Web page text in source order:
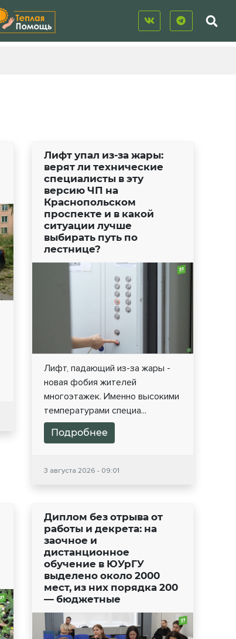
Лифт упал из-за жары:
верят ли технические
специалисты в эту
версию ЧП на
Краснопольском
проспекте и в какой
ситуации лучше
выбирать путь по
лестнице?
Лифт, падающий из-за жары -
новая фобия жителей
многоэтажек. Именно высокими
температурами специа...
Подробнее
3 августа 2026 - 09:01
Диплом без отрыва от
работы и декрета: на
заочное и
дистанционное
обучение в ЮУрГУ
выделено около 2000
мест, из них порядка 200
— бюджетные